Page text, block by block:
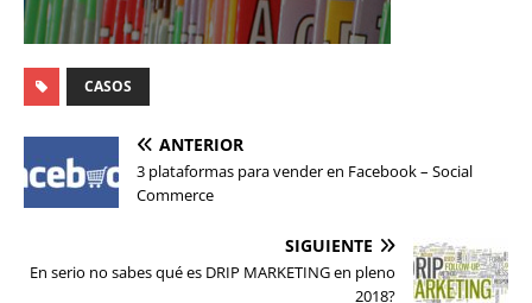
CASOS
ANTERIOR
3 plataformas para vender en Facebook – Social
Commerce
SIGUIENTE
En serio no sabes qué es DRIP MARKETING en pleno
2018?